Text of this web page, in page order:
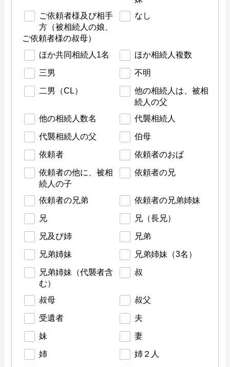
ご依頼者様及び相手
方（被相続人の娘、
ご依頼者様の叔母）
なし
ほか共同相続人1名 ほか相続人複数
三男 不明
二男（CL）
他の相続人は、被相
続人の父
他の相続人数名
代襲相続人
代襲相続人の父 伯母
依頼者 依頼者のおば
依頼者の他に、被相
続人の子
依頼者の兄
依頼者の兄弟 依頼者の兄弟姉妹
兄 兄（長兄）
兄及び姉 兄弟
兄弟姉妹 兄弟姉妹（3名）
兄弟姉妹（代襲者含
む）
叔
叔母 叔父
受遺者 夫
妹 妻
姉 姉２人